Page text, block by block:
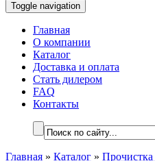
Toggle navigation
Главная
О компании
Каталог
Доставка и оплата
Стать дилером
FAQ
Контакты
Главная » Каталог » Прочистка